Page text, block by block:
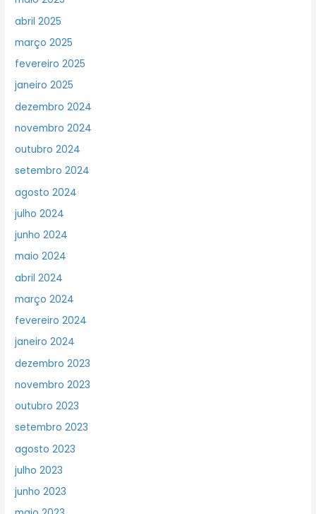
abril 2025
março 2025
fevereiro 2025
janeiro 2025
dezembro 2024
novembro 2024
outubro 2024
setembro 2024
agosto 2024
julho 2024
junho 2024
maio 2024
abril 2024
março 2024
fevereiro 2024
janeiro 2024
dezembro 2023
novembro 2023
outubro 2023
setembro 2023
agosto 2023
julho 2023
junho 2023